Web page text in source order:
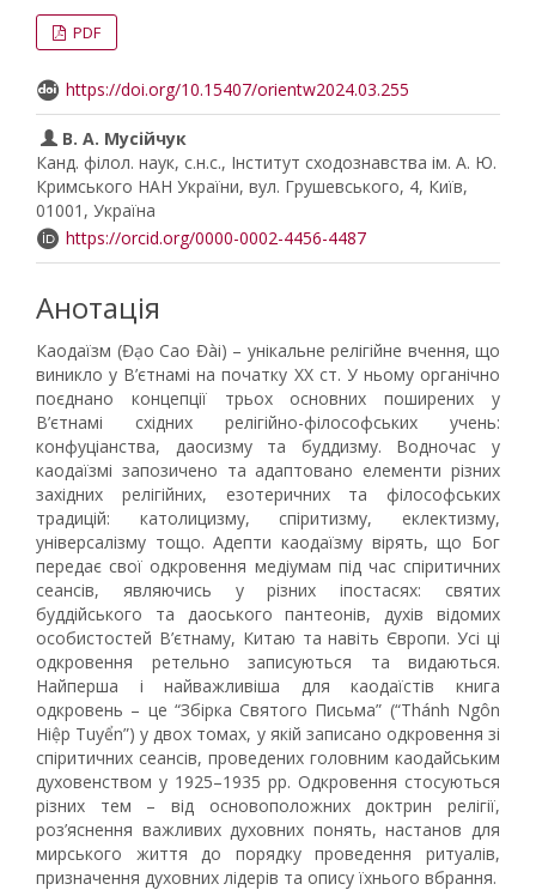
PDF
https://doi.org/10.15407/orientw2024.03.255
В. А. Мусійчук
Канд. філол. наук, с.н.с., Інститут сходознавства ім. А. Ю.
Кримського НАН України, вул. Грушевського, 4, Київ,
01001, Україна
https://orcid.org/0000-0002-4456-4487
Анотація
Каодаїзм (Đạo Cao Đài) – унікальне релігійне вчення, що
виникло у В’єтнамі на початку ХХ ст. У ньому органічно
поєднано концепції трьох основних поширених у
В’єтнамі східних релігійно-філософських учень:
конфуціанства, даосизму та буддизму. Водночас у
каодаїзмі запозичено та адаптовано елементи різних
західних релігійних, езотеричних та філософських
традицій: католицизму, спіритизму, еклектизму,
універсалізму тощо. Адепти каодаїзму вірять, що Бог
передає свої одкровення медіумам під час спіритичних
сеансів, являючись у різних іпостасях: святих
буддійського та даоського пантеонів, духів відомих
особистостей В’єтнаму, Китаю та навіть Європи. Усі ці
одкровення ретельно записуються та видаються.
Найперша і найважливіша для каодаїстів книга
одкровень – це “Збірка Святого Письма” (“Thánh Ngôn
Hiệp Tuyển”) у двох томах, у якій записано одкровення зі
спіритичних сеансів, проведених головним каодайським
духовенством у 1925–1935 рр. Одкровення стосуються
різних тем – від основоположних доктрин релігії,
роз’яснення важливих духовних понять, настанов для
мирського життя до порядку проведення ритуалів,
призначення духовних лідерів та опису їхнього вбрання.